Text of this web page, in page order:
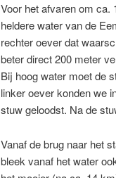
Voor het afvaren om ca.
heldere water van de
rechter oever dat
beter direct 200 meter
Bij hoog water moet de
linker oever konden we
stuw geloodst. Na de
Vanaf de brug naar het
bleek vanaf het water